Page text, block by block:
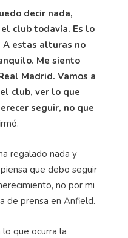
decir nada,
club todavía. Es lo
A estas alturas no
Me siento
Madrid. Vamos a
club, ver lo que
seguir, no que
regalado nada y
que debo seguir
no por mi
de prensa en Anfield.
que ocurra la